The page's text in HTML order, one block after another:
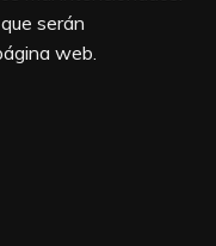
serán
web.